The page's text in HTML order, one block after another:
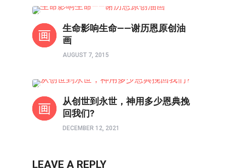
生命影响生命——谢历恩原创油
画
AUGUST 7, 2015
从创世到永世，神用多少恩典挽
回我们?
DECEMBER 12, 2021
LEAVE A REPLY